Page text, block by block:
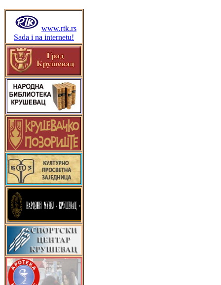
www.rtk.rs
Sada i na internetu!